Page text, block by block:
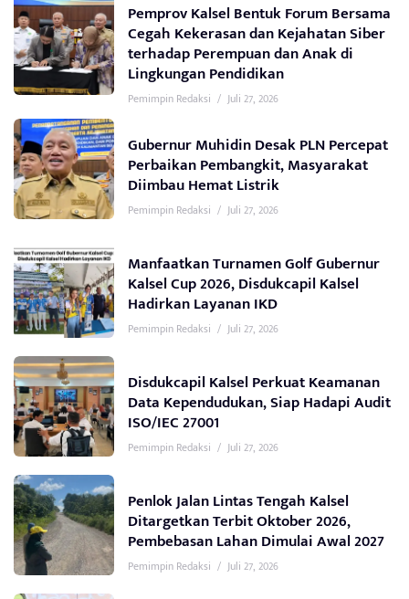
Pemprov Kalsel Bentuk Forum Bersama
Cegah Kekerasan dan Kejahatan Siber
terhadap Perempuan dan Anak di
Lingkungan Pendidikan
Pemimpin Redaksi / Juli 27, 2026
Gubernur Muhidin Desak PLN Percepat
Perbaikan Pembangkit, Masyarakat
Diimbau Hemat Listrik
Pemimpin Redaksi / Juli 27, 2026
Manfaatkan Turnamen Golf Gubernur
Kalsel Cup 2026, Disdukcapil Kalsel
Hadirkan Layanan IKD
Pemimpin Redaksi / Juli 27, 2026
Disdukcapil Kalsel Perkuat Keamanan
Data Kependudukan, Siap Hadapi Audit
ISO/IEC 27001
Pemimpin Redaksi / Juli 27, 2026
Penlok Jalan Lintas Tengah Kalsel
Ditargetkan Terbit Oktober 2026,
Pembebasan Lahan Dimulai Awal 2027
Pemimpin Redaksi / Juli 27, 2026